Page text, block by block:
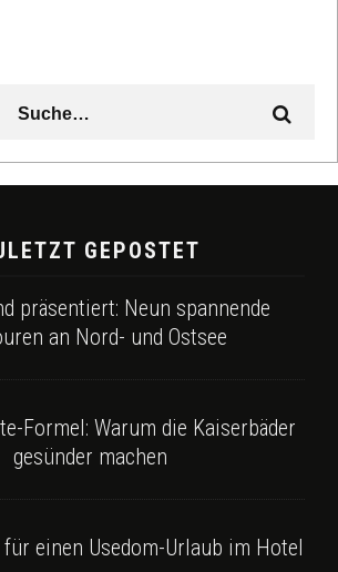
GEPOSTET
präsentiert: Neun spannende
an Nord- und Ostsee
Formel: Warum die Kaiserbäder
gesünder machen
einen Usedom-Urlaub im Hotel